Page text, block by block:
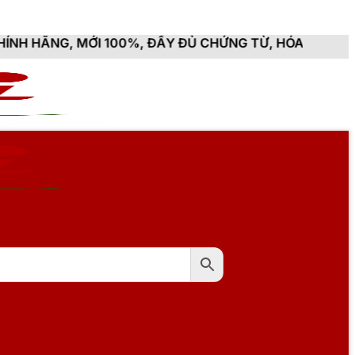
ĐẦY ĐỦ CHỨNG TỪ, HÓA ĐƠN VAT